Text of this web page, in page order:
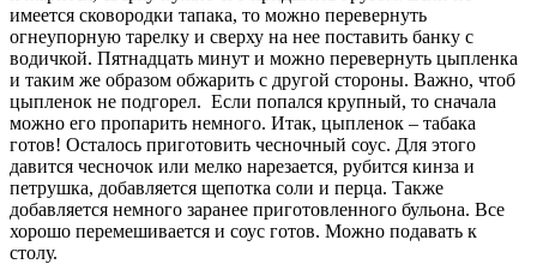
имеется сковородки тапака, то можно перевернуть
огнеупорную тарелку и сверху на нее поставить банку с
водичкой. Пятнадцать минут и можно перевернуть цыпленка
и таким же образом обжарить с другой стороны. Важно, чтоб
цыпленок не подгорел. Если попался крупный, то сначала
можно его пропарить немного. Итак, цыпленок – табака
готов! Осталось приготовить чесночный соус. Для этого
давится чесночок или мелко нарезается, рубится кинза и
петрушка, добавляется щепотка соли и перца. Также
добавляется немного заранее приготовленного бульона. Все
хорошо перемешивается и соус готов. Можно подавать к
столу.